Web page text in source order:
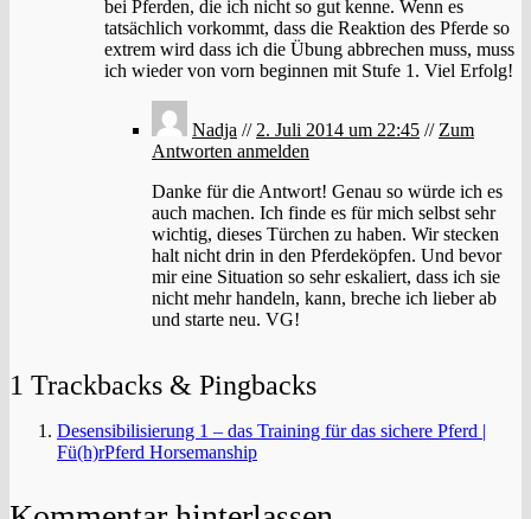
bei Pferden, die ich nicht so gut kenne. Wenn es
tatsächlich vorkommt, dass die Reaktion des Pferde so
extrem wird dass ich die Übung abbrechen muss, muss
ich wieder von vorn beginnen mit Stufe 1. Viel Erfolg!
Nadja // 2. Juli 2014 um 22:45 // Zum
Antworten anmelden
Danke für die Antwort! Genau so würde ich es
auch machen. Ich finde es für mich selbst sehr
wichtig, dieses Türchen zu haben. Wir stecken
halt nicht drin in den Pferdeköpfen. Und bevor
mir eine Situation so sehr eskaliert, dass ich sie
nicht mehr handeln, kann, breche ich lieber ab
und starte neu. VG!
1 Trackbacks & Pingbacks
Desensibilisierung 1 – das Training für das sichere Pferd |
Fü(h)rPferd Horsemanship